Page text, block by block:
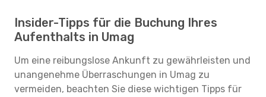
Insider-Tipps für die Buchung Ihres
Aufenthalts in Umag
Um eine reibungslose Ankunft zu gewährleisten und
unangenehme Überraschungen in Umag zu
vermeiden, beachten Sie diese wichtigen Tipps für